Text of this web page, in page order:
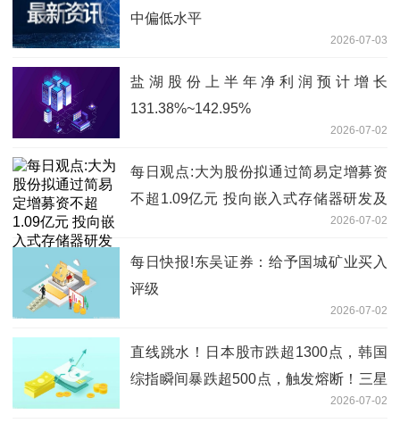
中偏低水平
2026-07-03
盐湖股份上半年净利润预计增长
131.38%~142.95%
2026-07-02
每日观点:大为股份拟通过简易定增募资
不超1.09亿元 投向嵌入式存储器研发及
2026-07-02
每日快报!东吴证券：给予国城矿业买入
评级
2026-07-02
直线跳水！日本股市跌超1300点，韩国
综指瞬间暴跌超500点，触发熔断！三星
电子跌超7%，SK海力士跌超8%丨日韩
2026-07-02